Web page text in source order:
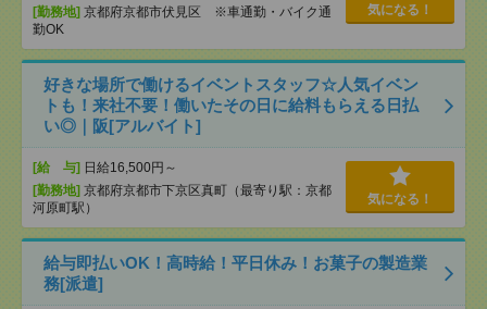
[勤務地] 京都府京都市伏見区 ※車通勤・バイク通
勤OK
気になる！
好きな場所で働けるイベントスタッフ☆人気イベン
トも！来社不要！働いたその日に給料もらえる日払
い◎｜阪[アルバイト]
[給 与] 日給16,500円～
[勤務地] 京都府京都市下京区真町（最寄り駅：京都
河原町駅）
気になる！
給与即払いOK！高時給！平日休み！お菓子の製造業
務[派遣]